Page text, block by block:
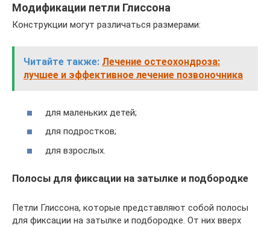
Модификации петли Глиссона
Конструкции могут различаться размерами:
Читайте также: Лечение остеохондроза:
лучшее и эффективное лечение позвоночника
для маленьких детей;
для подростков;
для взрослых.
Полосы для фиксации на затылке и подбородке
Петли Глиссона, которые представляют собой полосы
для фиксации на затылке и подбородке. От них вверх